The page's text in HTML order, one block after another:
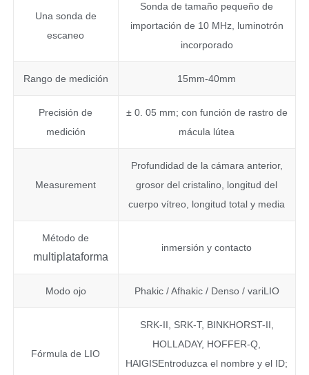
Una sonda de
escaneo
Sonda de tamaño pequeño de
importación de 10 MHz, luminotrón
incorporado
Rango de medición 15mm-40mm
Precisión de
medición
± 0. 05 mm; con función de rastro de
mácula lútea
Measurement
Profundidad de la cámara anterior,
grosor del cristalino, longitud del
cuerpo vítreo, longitud total y media
Método de
multiplataforma
inmersión y contacto
Modo ojo Phakic / Afhakic / Denso / variLIO
Fórmula de LIO
SRK-II, SRK-T, BINKHORST-II,
HOLLADAY, HOFFER-Q,
HAIGISEntroduzca el nombre y el ID;